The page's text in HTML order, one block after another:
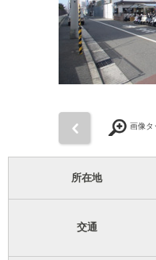
画像タ
所在地
交通